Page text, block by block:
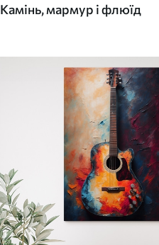
Камінь, мармур і флюїд